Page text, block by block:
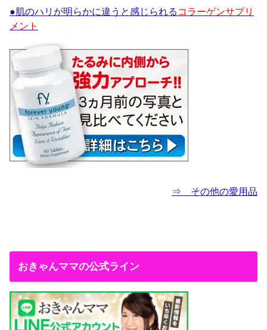
●肌のハリが明らかに違うと感じられる コラーゲンサプリ
メント
⇒ その他の愛用品
おきゃんママの公式ライン